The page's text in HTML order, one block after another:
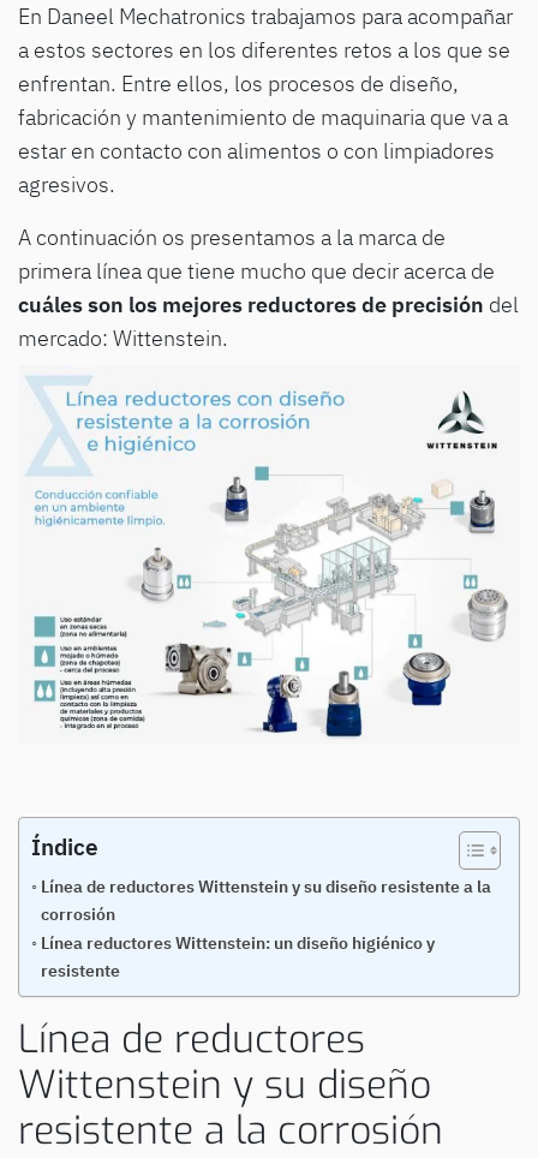
En Daneel Mechatronics trabajamos para acompañar
a estos sectores en los diferentes retos a los que se
enfrentan. Entre ellos, los procesos de diseño,
fabricación y mantenimiento de maquinaria que va a
estar en contacto con alimentos o con limpiadores
agresivos.
A continuación os presentamos a la marca de
primera línea que tiene mucho que decir acerca de
cuáles son los mejores reductores de precisión del
mercado: Wittenstein.
Índice
Línea de reductores Wittenstein y su diseño resistente a la
corrosión
Línea reductores Wittenstein: un diseño higiénico y
resistente
Línea de reductores
Wittenstein y su diseño
resistente a la corrosión